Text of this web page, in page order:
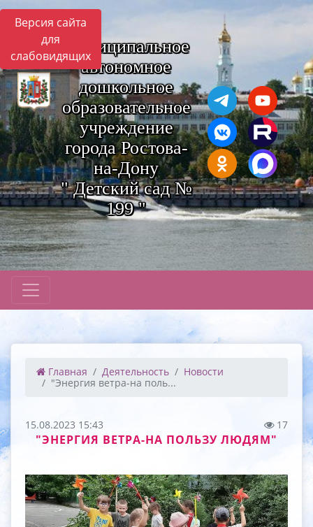
Версия сайта
для
слабовидящихМуниципальное
автономное
дошкольное
образовательное
учреждение
города Ростова-
на-Дону
" Детский сад №
199 "
Главная Деятельность
Новости
"Энергия ветра-на поль...
15.08.2023 15:43 17
"ЭНЕРГИЯ ВЕТРА-НА ПОЛЬЗУ ЛЮДЯМ"